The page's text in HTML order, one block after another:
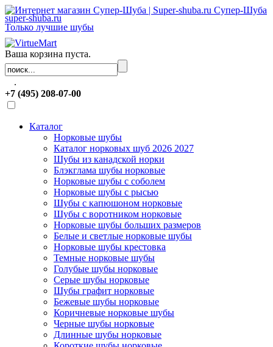
Супер-Шуба
super-shuba.ru
Только лучшие шубы
Ваша корзина пуста.
.
+7 (495) 208-07-00
Каталог
Норковые шубы
Каталог норковых шуб 2026 2027
Шубы из канадской норки
Блэкглама шубы норковые
Норковые шубы с соболем
Норковые шубы с рысью
Шубы с капюшоном норковые
Шубы с воротником норковые
Норковые шубы больших размеров
Белые и светлые норковые шубы
Норковые шубы крестовка
Темные норковые шубы
Голубые шубы норковые
Серые шубы норковые
Шубы графит норковые
Бежевые шубы норковые
Коричневые норковые шубы
Черные шубы норковые
Длинные шубы норковые